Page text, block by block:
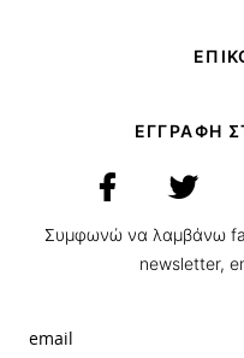
ΕΓΓΡΑΦΗ
Συμφωνώ να λαμβάνω
newsletter,